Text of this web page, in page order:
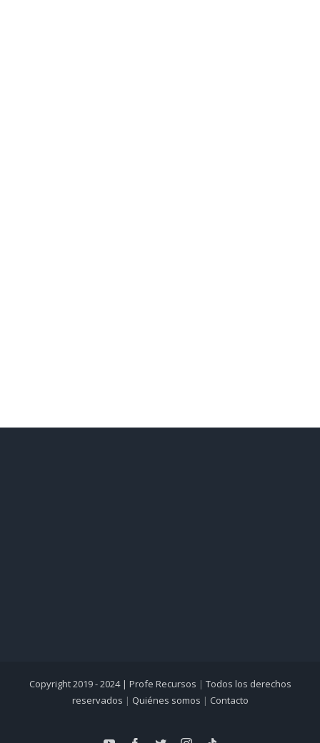
Copyright 2019 - 2024 | Profe Recursos | Todos los derechos
reservados | Quiénes somos | Contacto